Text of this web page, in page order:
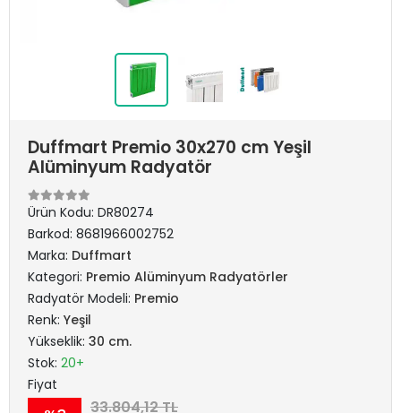
Duffmart Premio 30x270 cm Yeşil
Alüminyum Radyatör
Ürün Kodu: DR80274
Barkod: 8681966002752
Marka: Duffmart
Kategori: Premio Alüminyum Radyatörler
Radyatör Modeli: Premio
Renk: Yeşil
Yükseklik: 30 cm.
Stok: 20+
Fiyat
33.804,12 TL